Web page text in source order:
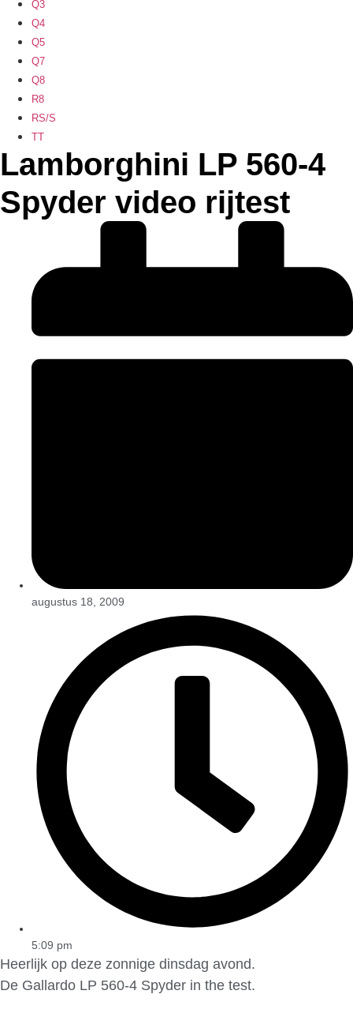
Q3
Q4
Q5
Q7
Q8
R8
RS/S
TT
Lamborghini LP 560-4
Spyder video rijtest
augustus 18, 2009
5:09 pm
Heerlijk op deze zonnige dinsdag avond.
De Gallardo LP 560-4 Spyder in the test.